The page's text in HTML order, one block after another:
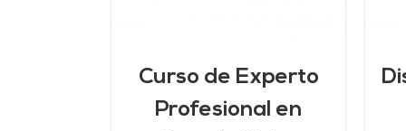
Curso de Experto
Profesional en